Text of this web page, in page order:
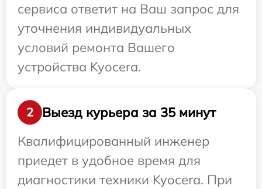
сервиса ответит на Ваш запрос для
уточнения индивидуальных
условий ремонта Вашего
устройства Kyocera.
2
Выезд курьера за 35 минут
Квалифицированный инженер
приедет в удобное время для
диагностики техники Kyocera. При